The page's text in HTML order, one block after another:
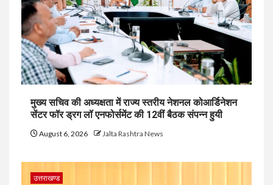
मुख्य सचिव की अध्यक्षता में राज्य स्तरीय नेशनल कोआर्डिनेशन
सेंटर फॉर ड्रग लॉ एनफोर्समेंट की 12वीं बैठक संपन्न हुयी
August 6, 2026 Jalta Rashtra News
उत्तराखण्ड